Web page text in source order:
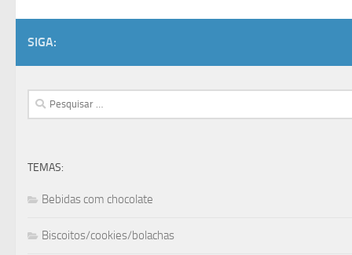
SIGA:
Pesquisar
por:
TEMAS:
Bebidas com chocolate
Biscoitos/cookies/bolachas